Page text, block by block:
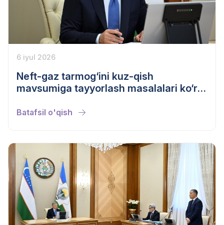
6 iyul 2026
Neft-gaz tarmog‘ini kuz-qish
mavsumiga tayyorlash masalalari ko‘rib
Batafsil o'qish